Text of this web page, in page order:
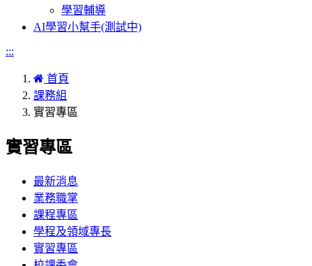
學習輔導
AI學習小幫手(測試中)
:::
首頁
課務組
實習專區
實習專區
最新消息
業務職掌
課程專區
學程及領域專長
實習專區